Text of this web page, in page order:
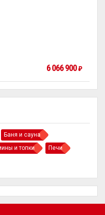
Баня и сауна
и топки
Печи
6 066 900₽